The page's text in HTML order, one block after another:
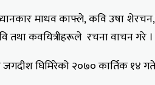
माधव काफ्ले, कवि उषा
तथा कवयित्रीहरूले रचना वाचन गरे ।
घिमिरेको २०७० कार्तिक १४